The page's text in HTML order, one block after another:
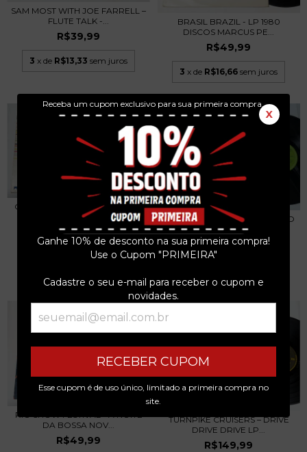
Receba um cupom exclusivo para sua primeira compra.
X
Ganhe 10% de desconto na sua primeira compra!
Use o Cupom "PRIMEIRA"
Cadastre o seu e-mail para receber o cupom e
novidades.
RECEBER CUPOM
Esse cupom é de uso único, limitado a primeira compra no
site.
SAM MOST WITH JOE FARRELL –
FLUTE TALK -...
R$39,99
3 x de R$13,33 sem juros
BRASIL BRAZIL - LP 1980
DISCOS MARCUS PE...
R$49,99
3 x de R$16,66 sem juros
CESAR CAMARGO MARIANO &
CIA. - LP 1985
R$49,99
sem juros
RIBAMAR – NOSSO ENCONTRO
DE AMOR LP 1969...
R$49,99
RIO SHOW FESTIVAL - A NOITE
DA BOSSA NOV...
R$49,99
TURNPIKE CRUISERS – DRIVE
DRIVE DRIVE LP...
R$149,99